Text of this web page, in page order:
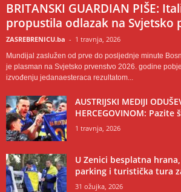
BRITANSKI GUARDIAN PIŠE:
propustila odlazak na Svjetsko
ZASREBRENICU.ba - 1 travnja, 2026
Mundijal zaslužen od prve do posljednje minute
je plasman na Svjetsko prvenstvo 2026. godine
izvođenju jedanaesteraca rezultatom...
AUSTRIJSKI MEDIJI
HERCEGOVINOM:
1 travnja, 2026
U Zenici besplatna
parking i turistička tura
31 ožujka, 2026